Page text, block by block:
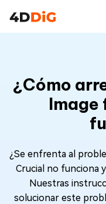
¿Cómo
Image
¿Se enfrenta al
Crucial no funciona
Nuestras
solucionar este